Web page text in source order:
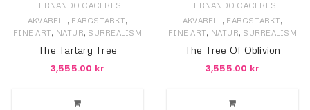
FERNANDO CACERES
AKVARELL , FÄRGSTARKT,
FINE ART, NATUR, SURREALISM
The Tartary Tree
3,555.00 kr
FERNANDO CACERES
AKVARELL , FÄRGSTARKT,
FINE ART, NATUR, SURREALISM
The Tree Of Oblivion
3,555.00 kr